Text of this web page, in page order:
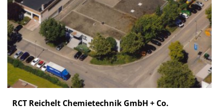
RCT Reichelt Chemietechnik GmbH + Co.